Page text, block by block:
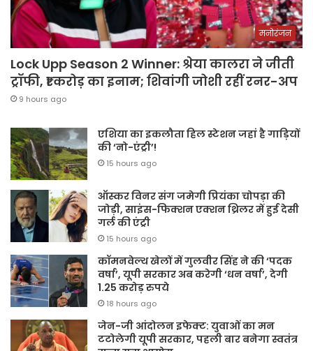
मनोरंजन
Lock Upp Season 2 Winner: श्रेया कालरा ने जीती
ट्रॉफी, ₹1 करोड़ का इनाम; शिवांगी जोशी रहीं रनर-अप
9 hours ago
एशिया का इकलौता हिल स्टेशन जहां है गाड़ियों
की ‘नो-एंट्री’!
15 hours ago
ऑस्कर विनर संग जमेगी प्रियंका चोपड़ा की
जोड़ी, साइंस-फिक्शन एक्शन थ्रिलर में हुई देसी
गर्ल की एंट्री
15 hours ago
कॉमनवेल्थ खेलों में गुलवीर सिंह ने की ‘पदक
वर्षा’, यूपी सरकार अब करेगी ‘धन वर्षा’, देगी
1.25 करोड़ रुपये
18 hours ago
जेन-जी आंदोलन इफेक्ट: युवाओं का मन
टटोलेगी यूपी सरकार, पहली बार बनेगा स्वतंत्र